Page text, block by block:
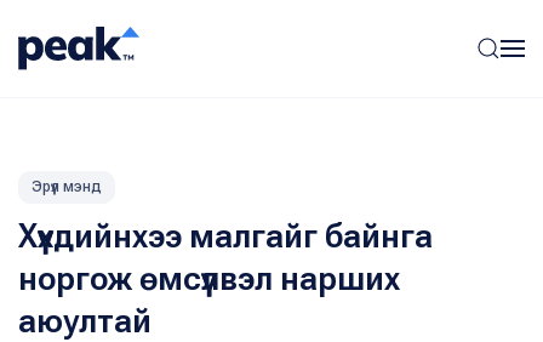
Эрүүл мэнд
Хүүхдийнхээ малгайг байнга
норгож өмсүүлвэл нарших
аюултай